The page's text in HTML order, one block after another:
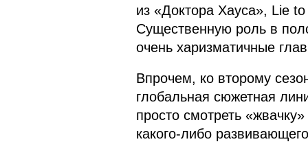
из «Доктора Хауса», Lie
Существенную роль в
очень харизматичные
Впрочем, ко второму
глобальная сюжетная
просто смотреть
какого-либо